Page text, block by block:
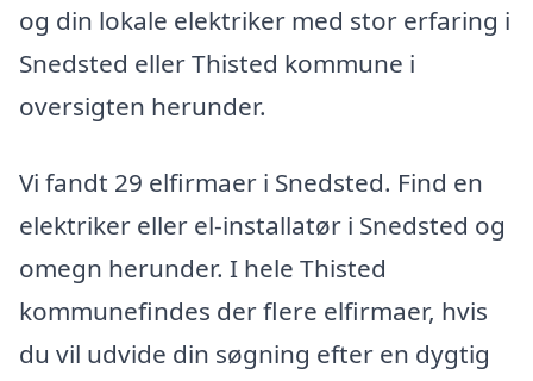
og din lokale elektriker med stor erfaring i
Snedsted eller Thisted kommune i
oversigten herunder.
Vi fandt 29 elfirmaer i Snedsted. Find en
elektriker eller el-installatør i Snedsted og
omegn herunder. I hele Thisted
kommunefindes der flere elfirmaer, hvis
du vil udvide din søgning efter en dygtig